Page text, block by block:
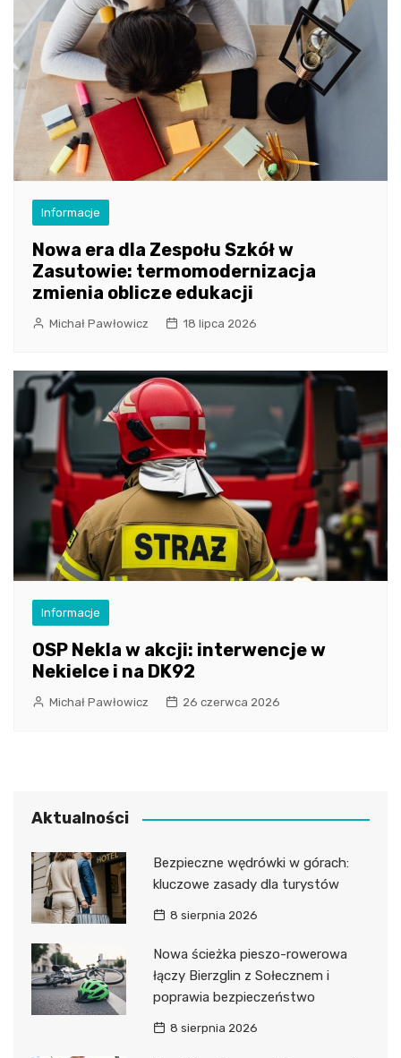
Informacje
Nowa era dla Zespołu Szkół w
Zasutowie: termomodernizacja
zmienia oblicze edukacji
Michał Pawłowicz 18 lipca 2026
Informacje
OSP Nekla w akcji: interwencje w
Nekielce i na DK92
Michał Pawłowicz 26 czerwca 2026
Aktualności
Bezpieczne wędrówki w górach:
kluczowe zasady dla turystów
8 sierpnia 2026
Nowa ścieżka pieszo-rowerowa
łączy Bierzglin z Sołecznem i
poprawia bezpieczeństwo
8 sierpnia 2026